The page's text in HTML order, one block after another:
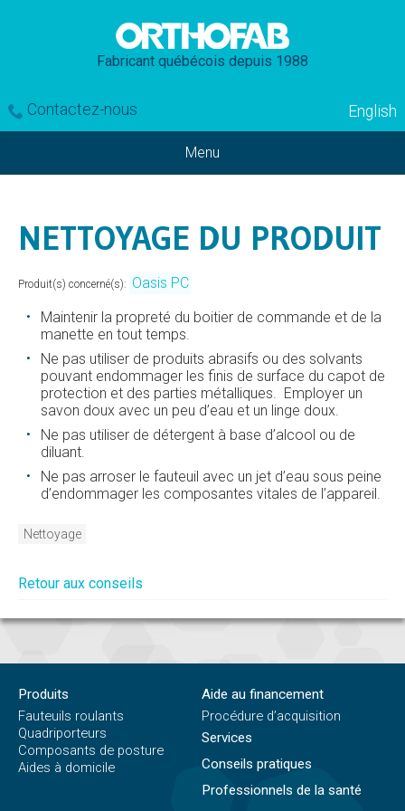
Fabricant québécois depuis 1988
Contactez-nous English
Menu
NETTOYAGE DU PRODUIT
Produit(s) concerné(s): Oasis PC
Maintenir la propreté du boitier de commande et de la
manette en tout temps.
Ne pas utiliser de produits abrasifs ou des solvants
pouvant endommager les finis de surface du capot de
protection et des parties métalliques. Employer un
savon doux avec un peu d’eau et un linge doux.
Ne pas utiliser de détergent à base d’alcool ou de
diluant.
Ne pas arroser le fauteuil avec un jet d’eau sous peine
d’endommager les composantes vitales de l’appareil.
Nettoyage
Retour aux conseils
Produits
Fauteuils roulants
Quadriporteurs
Composants de posture
Aides à domicile
Aide au financement
Procédure d’acquisition
Services
Conseils pratiques
Professionnels de la santé